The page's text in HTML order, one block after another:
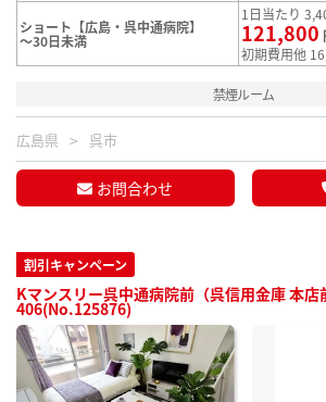
ショート【広島・呉中通病院】
～30日未満
1日当たり
121,800
初期費用他
禁煙ルーム
広島県 呉市
お問合わせ
割引キャンペーン
Kマンスリー呉中通病院前（呉信用金庫 本店
406(No.125876)